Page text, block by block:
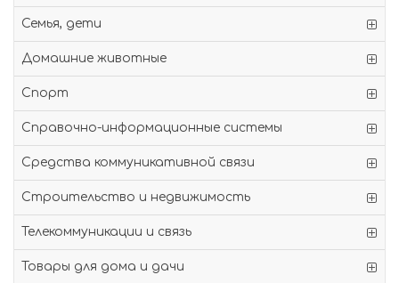
Семья, дети
Домашние животные
Спорт
Справочно-информационные системы
Средства коммуникативной связи
Строительство и недвижимость
Телекоммуникации и связь
Товары для дома и дачи